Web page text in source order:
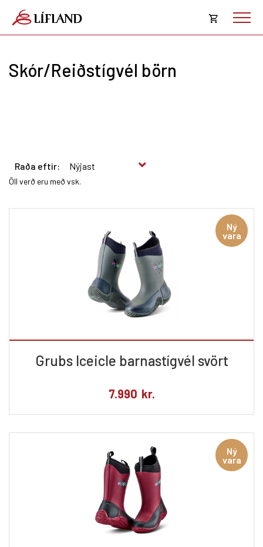
Opna
Karfan þín
Skór/Reiðstígvél börn
Öll verð eru með vsk.
Raða eftir:
Ný
vara
Grubs Iceicle barnastígvél svört
7.990 kr.
Ný
vara